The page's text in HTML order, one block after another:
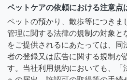
ペットケアの依頼における注意点
ペットの預かり、散歩等につきま
管理に関する法律の規制の対象と
をご提供されるにあたっては、同
者の登録又は広告に関する規制が
す。当社利用規約においても、「